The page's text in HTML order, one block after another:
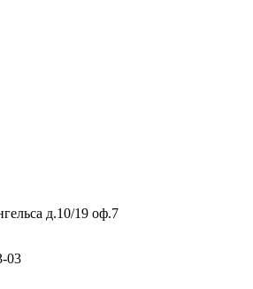
д.10/19 оф.7
03